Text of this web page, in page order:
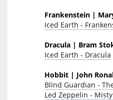
Frankenstein |
Iced Earth -
Dracula | Bram
Iced Earth - Dracula
Hobbit | John
Blind Guardian -
Led Zeppelin -